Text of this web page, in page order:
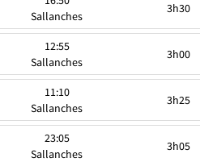
Sallanches
3h30
12:55
Sallanches
3h00
11:10
Sallanches
3h25
23:05
Sallanches
3h05